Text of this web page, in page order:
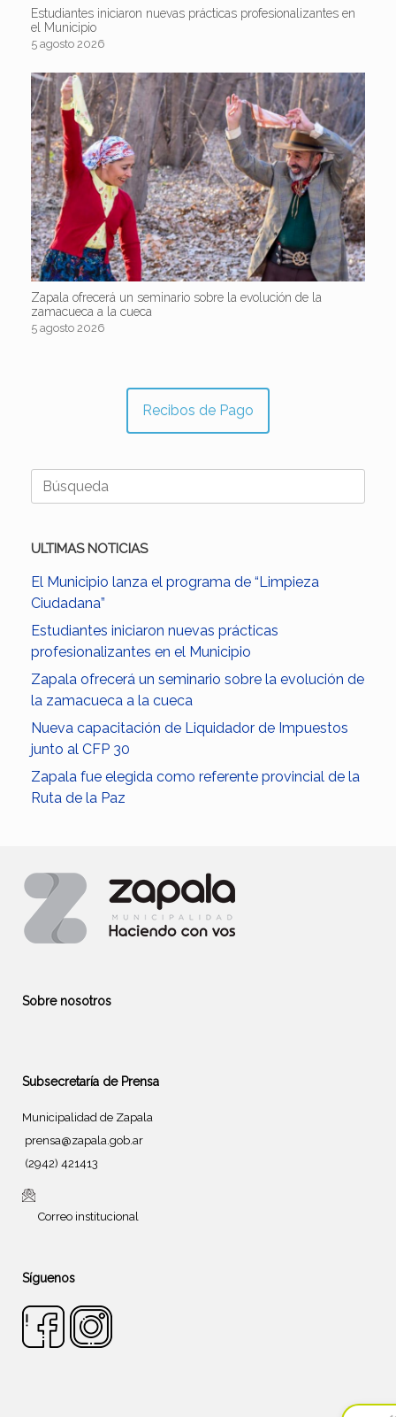
Estudiantes iniciaron nuevas prácticas profesionalizantes en
el Municipio
5 agosto 2026
Zapala ofrecerá un seminario sobre la evolución de la
zamacueca a la cueca
5 agosto 2026
Recibos de Pago
Buscar:
ULTIMAS NOTICIAS
El Municipio lanza el programa de “Limpieza
Ciudadana”
Estudiantes iniciaron nuevas prácticas
profesionalizantes en el Municipio
Zapala ofrecerá un seminario sobre la evolución de
la zamacueca a la cueca
Nueva capacitación de Liquidador de Impuestos
junto al CFP 30
Zapala fue elegida como referente provincial de la
Ruta de la Paz
Sobre nosotros
Subsecretaría de Prensa
Municipalidad de Zapala
prensa@zapala.gob.ar
(2942) 421413
Correo institucional
Síguenos